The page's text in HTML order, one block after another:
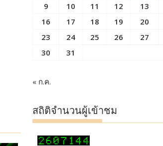
9
10 11 12 13
16
17 18 19 20
23
24 25 26 27
30
31
« ก.ค.
สถิติจำนวนผู้เข้าชม